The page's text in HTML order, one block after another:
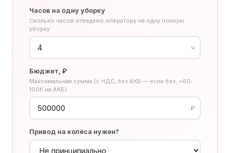
Часов на одну уборку
Сколько часов отведено оператору на одну полную
уборку
ч
Бюджет, ₽
Максимальная сумма (с НДС, без АКБ — если без, +60-
100К на АКБ)
₽
Привод на колёса нужен?